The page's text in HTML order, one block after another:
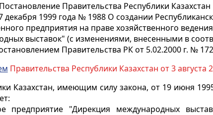
Постановление Правительства Республики Казахстан
декабря 1999 года № 1988 О создании
предприятия на праве хозяйственного
выставок" (с изменениями, внесенными в
Правительства РК от 5.02.2000 г. №
Правительства Республики Казахстан от 3 августа
Казахстан, имеющим силу закона, от 19 июня
предприятие "Дирекция международных